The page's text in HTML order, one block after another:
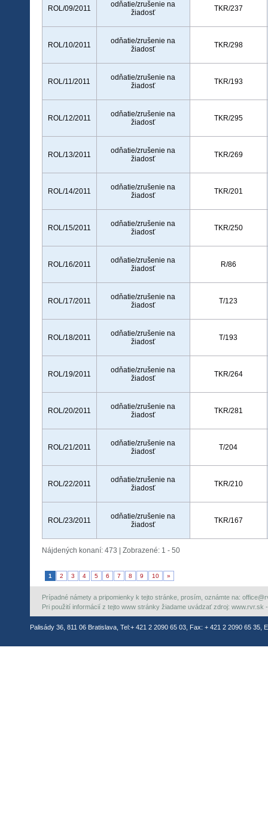
ROL/09/2011
odňatie/zrušenie na
žiadosť
TKR/237
ROL/10/2011
odňatie/zrušenie na
žiadosť
TKR/298
ROL/11/2011
odňatie/zrušenie na
žiadosť
TKR/193
ROL/12/2011
odňatie/zrušenie na
žiadosť
TKR/295
ROL/13/2011
odňatie/zrušenie na
žiadosť
TKR/269
ROL/14/2011
odňatie/zrušenie na
žiadosť
TKR/201
ROL/15/2011
odňatie/zrušenie na
žiadosť
TKR/250
ROL/16/2011
odňatie/zrušenie na
žiadosť
R/86
ROL/17/2011
odňatie/zrušenie na
žiadosť
T/123
ROL/18/2011
odňatie/zrušenie na
žiadosť
T/193
ROL/19/2011
odňatie/zrušenie na
žiadosť
TKR/264
ROL/20/2011
odňatie/zrušenie na
žiadosť
TKR/281
ROL/21/2011
odňatie/zrušenie na
žiadosť
T/204
ROL/22/2011
odňatie/zrušenie na
žiadosť
TKR/210
ROL/23/2011
odňatie/zrušenie na
žiadosť
TKR/167
Nájdených konaní: 473 | Zobrazené: 1 - 50
1 2 3 4 5 6 7 8 9 10 »
Prípadné námety a pripomienky k tejto stránke, prosím, oznámte na:
Pri použití informácií z tejto www stránky žiadame uvádzať zdroj: www.rvr.sk
Palisády 36, 811 06 Bratislava, Tel:+ 421 2 2090 65 03, Fax: + 421 2 2090 65 35,